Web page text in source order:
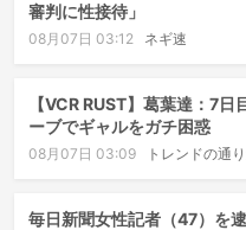
審判に性接待」
08月07日 03:12 ネギ速
【VCR RUST】葛葉達：7
ーブでギャルをガチ困惑
08月07日 03:09 トレンドの通
毎日新聞女性記者（47）を